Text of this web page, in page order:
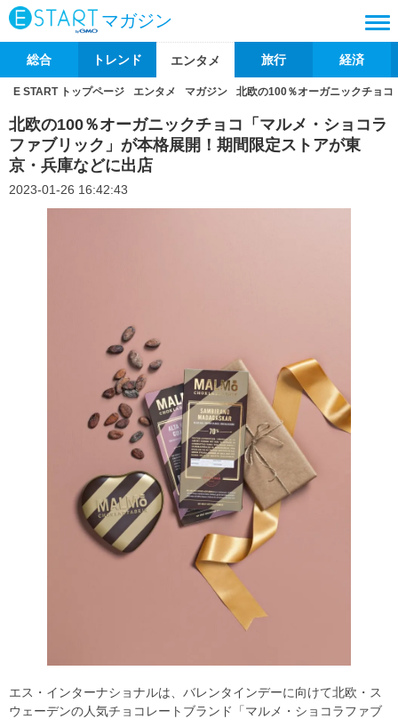
マガジン
総合 トレンド エンタメ 旅行 経済
E START トップページ エンタメ マガジン 北欧の100％オーガニックチョ
北欧の100％オーガニックチョコ「マルメ・ショコラ
ファブリック」が本格展開！期間限定ストアが東
京・兵庫などに出店
2023-01-26 16:42:43
エス・インターナショナルは、バレンタインデーに向けて北欧・ス
ウェーデンの人気チョコレートブランド「マルメ・ショコラファブ